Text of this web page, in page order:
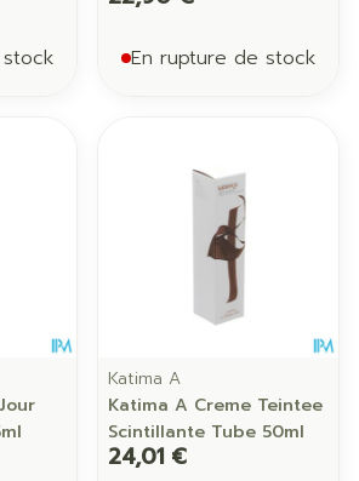
En rupture de stock
Katima A
Katima A Creme Teintee
Scintillante Tube 50ml
24,01 €